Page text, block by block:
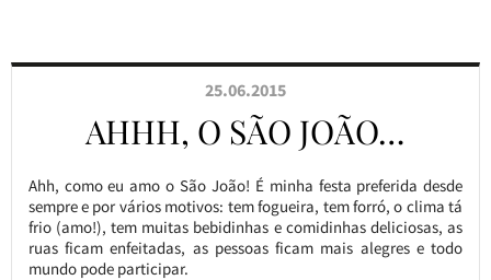
25.06.2015
AHHH, O SÃO JOÃO…
Ahh, como eu amo o São João! É minha festa preferida desde
sempre e por vários motivos: tem fogueira, tem forró, o clima tá
frio (amo!), tem muitas bebidinhas e comidinhas deliciosas, as
ruas ficam enfeitadas, as pessoas ficam mais alegres e todo
mundo pode participar.